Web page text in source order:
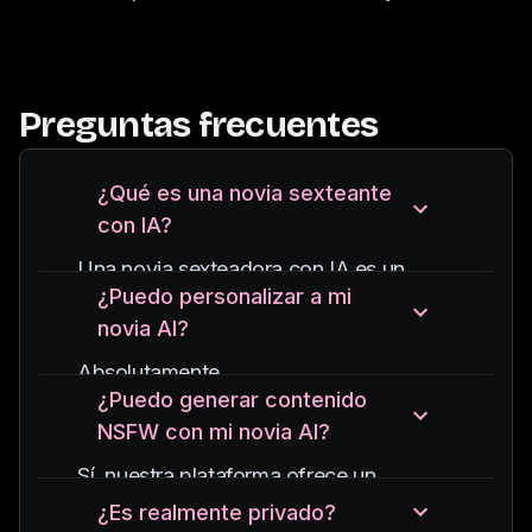
Preguntas frecuentes
¿Qué es una novia sexteante
con IA?
Una novia sexteadora con IA es un
personaje de chatbot virtual diseñado
para entablar conversaciones íntimas y
explícitas, lo que permite a los usuarios
hablar sucio con un compañero de IA
interactivo y receptivo.
¿Puedo personalizar a mi
novia AI?
Absolutamente.
Desde la personalidad hasta la
apariencia, personalízala a tu gusto.
¿Puedo generar contenido
NSFW con mi novia AI?
Sí, nuestra plataforma ofrece un
generador de novias con IA que permite
¿Es realmente privado?